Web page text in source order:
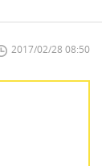
2017/02/28 08:50